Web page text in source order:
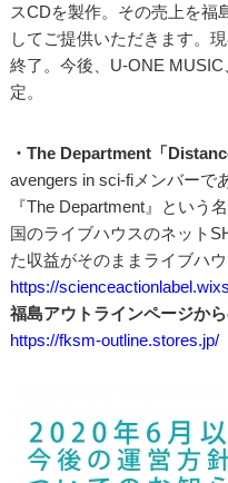
スCDを製作。その売上を福
してご提供いただきます。
終了。今後、U-ONE
定。
・The Department「
avengers in sci-fiメンバーで
『The Department』という
国のライブハウスのネット
た収益がそのままライブハ
https://
福島アウトラインページか
https://fksm-outline.stores.jp/